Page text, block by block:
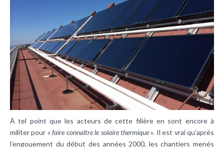
À tel point que les acteurs de cette filière en sont encore à
militer pour «faire connaître le solaire thermique». Il est vrai qu’après
l’engouement du début des années 2000, les chantiers menés